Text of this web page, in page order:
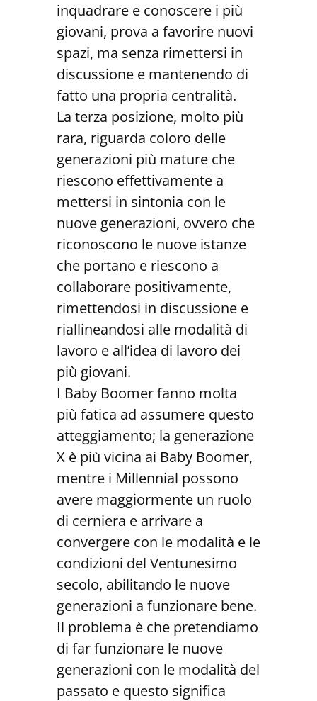
inquadrare e conoscere i più
giovani, prova a favorire nuovi
spazi, ma senza rimettersi in
discussione e mantenendo di
fatto una propria centralità.
La terza posizione, molto più
rara, riguarda coloro delle
generazioni più mature che
riescono effettivamente a
mettersi in sintonia con le
nuove generazioni, ovvero che
riconoscono le nuove istanze
che portano e riescono a
collaborare positivamente,
rimettendosi in discussione e
riallineandosi alle modalità di
lavoro e all’idea di lavoro dei
più giovani.
I Baby Boomer fanno molta
più fatica ad assumere questo
atteggiamento; la generazione
X è più vicina ai Baby Boomer,
mentre i Millennial possono
avere maggiormente un ruolo
di cerniera e arrivare a
convergere con le modalità e le
condizioni del Ventunesimo
secolo, abilitando le nuove
generazioni a funzionare bene.
Il problema è che pretendiamo
di far funzionare le nuove
generazioni con le modalità del
passato e questo significa